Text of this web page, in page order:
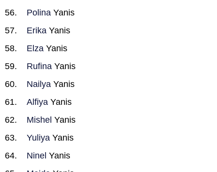
Polina Yanis
Erika Yanis
Elza Yanis
Rufina Yanis
Nailya Yanis
Alfiya Yanis
Mishel Yanis
Yuliya Yanis
Ninel Yanis